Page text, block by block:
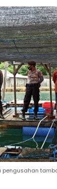
pengusahan